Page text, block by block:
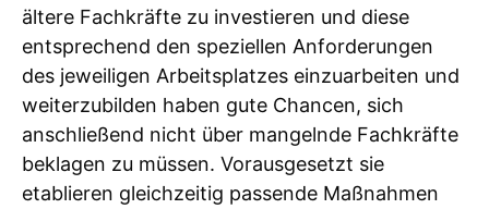
ältere Fachkräfte zu investieren und diese
entsprechend den speziellen Anforderungen
des jeweiligen Arbeitsplatzes einzuarbeiten und
weiterzubilden haben gute Chancen, sich
anschließend nicht über mangelnde Fachkräfte
beklagen zu müssen. Vorausgesetzt sie
etablieren gleichzeitig passende Maßnahmen